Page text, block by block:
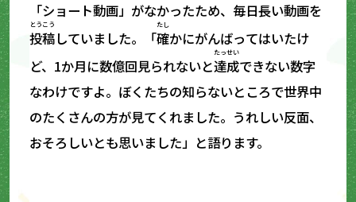
「ショート動画」がなかったため、毎日長い動画を
投稿
とうこう
していました。「確
たし
かにがんばってはいたけ
ど、1か月に数億回見られないと達成
たっせい
できない数字
なわけですよ。ぼくたちの知らないところで世界中
のたくさんの方が見てくれました。うれしい反面、
おそろしいとも思いました」と語ります。